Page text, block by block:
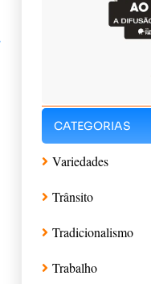
CATEGORIAS
Variedades
Trânsito
Tradicionalismo
Trabalho